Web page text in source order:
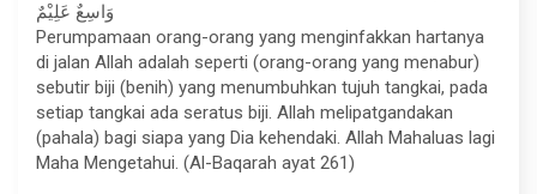
وَاسِعٌ عَلِيْمٌ
Perumpamaan orang-orang yang menginfakkan hartanya
di jalan Allah adalah seperti (orang-orang yang menabur)
sebutir biji (benih) yang menumbuhkan tujuh tangkai, pada
setiap tangkai ada seratus biji. Allah melipatgandakan
(pahala) bagi siapa yang Dia kehendaki. Allah Mahaluas lagi
Maha Mengetahui. (Al-Baqarah ayat 261)